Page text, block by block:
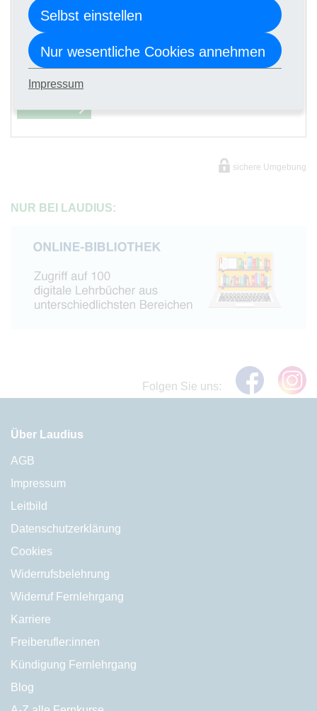
Kursgebühr
5 x 99,00 €
sichere Umgebung
NUR BEI LAUDIUS:
Folgen Sie uns:
Über Laudius
AGB
Impressum
Leitbild
Datenschutzerklärung
Cookies
Widerrufsbelehrung
Widerruf Fernlehrgang
Karriere
Freiberufler:innen
Kündigung Fernlehrgang
Blog
Selbst einstellen
Nur wesentliche Cookies annehmen
Impressum